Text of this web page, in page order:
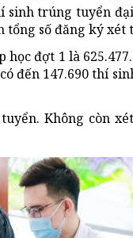
sinh trúng tuyển
tổng số đăng ký xét
đợt 1 là
đến 147.690 thí
Không còn